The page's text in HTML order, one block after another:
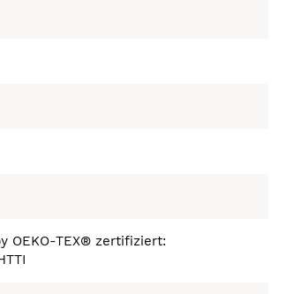
OEKO-TEX® zertifiziert: